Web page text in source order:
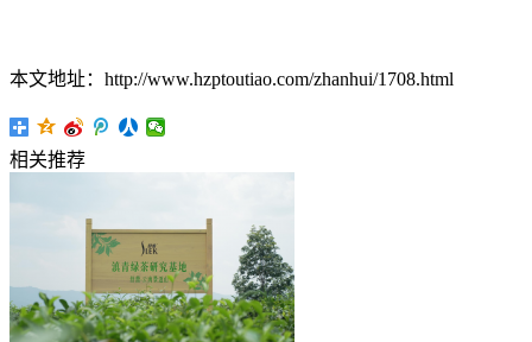
本文地址：http://www.hzptoutiao.com/zhanhui/1708.html
相关推荐